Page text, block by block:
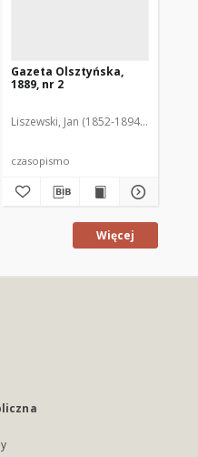
Gazeta Olsztyńska,
1889, nr 2
Liszewski, Jan (1852-1894). Red.
czasopismo
Więcej